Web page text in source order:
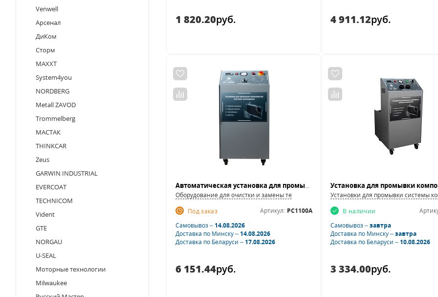
Venwell
Арсенал
ДиКом
Сторм
MAXXT
System4you
NORDBERG
Metall ZAVOD
Trommelberg
МАСТАК
THINKCAR
Zeus
GARWIN INDUSTRIAL
EVERCOAT
TECHNICOM
Vident
GTE
NORGAU
U-SEAL
Моторные технологии
Milwaukee
1 820.20руб. 4 911.12руб.
Автоматическая установка для промывки компонентов системы охлаждения ТехСтенд РС1100А
Оборудование для очистки и замены технических жидкостей
Под заказ
Артикул: РС1100А
Самовывоз –14.08.2026
Доставка по Минску –14.08.2026
Доставка по Беларуси –17.08.2026
6 151.44руб.
Установки для промывки системы
В наличии
Самовывоз –завтра
Доставка по Минску –завтра
Доставка по Беларуси –10.08.2026
3 334.00руб.